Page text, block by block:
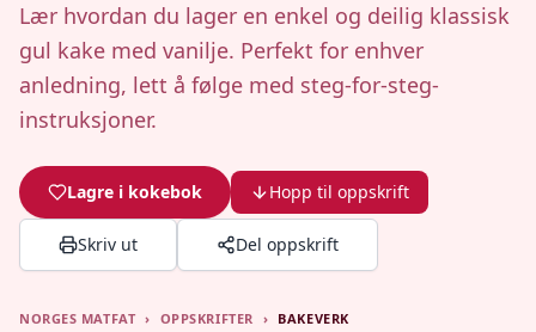
Lær hvordan du lager en enkel og deilig klassisk
gul kake med vanilje. Perfekt for enhver
anledning, lett å følge med steg-for-steg-
instruksjoner.
Lagre i kokebok Hopp til oppskrift
Skriv ut Del oppskrift
NORGES MATFAT › OPPSKRIFTER › BAKEVERK